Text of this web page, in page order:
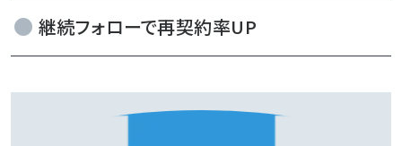
継続フォローで再契約率UP